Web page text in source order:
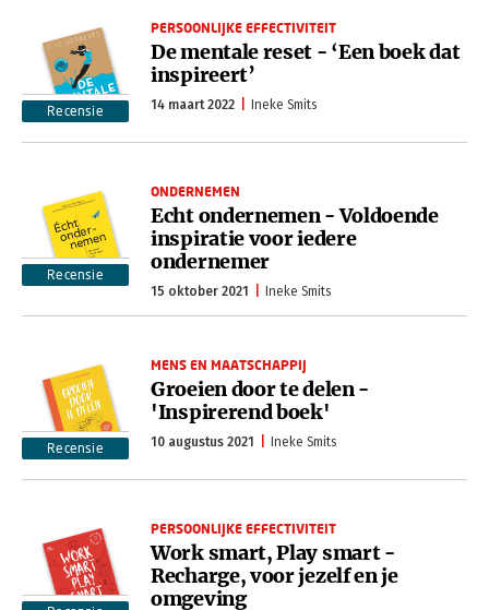
Recensie
PERSOONLIJKE EFFECTIVITEIT
De mentale reset - ‘Een boek dat
inspireert’
14 maart 2022 Ineke Smits
Recensie
ONDERNEMEN
Echt ondernemen - Voldoende
inspiratie voor iedere
ondernemer
15 oktober 2021 Ineke Smits
Recensie
MENS EN MAATSCHAPPIJ
Groeien door te delen -
'Inspirerend boek'
10 augustus 2021 Ineke Smits
PERSOONLIJKE EFFECTIVITEIT
Work smart, Play smart -
Recharge, voor jezelf en je
omgeving